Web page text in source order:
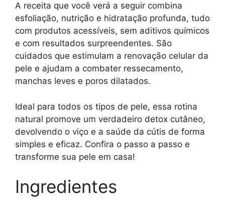
A receita que você verá a seguir combina
esfoliação, nutrição e hidratação profunda, tudo
com produtos acessíveis, sem aditivos químicos
e com resultados surpreendentes. São
cuidados que estimulam a renovação celular da
pele e ajudam a combater ressecamento,
manchas leves e poros dilatados.
Ideal para todos os tipos de pele, essa rotina
natural promove um verdadeiro detox cutâneo,
devolvendo o viço e a saúde da cútis de forma
simples e eficaz. Confira o passo a passo e
transforme sua pele em casa!
Ingredientes